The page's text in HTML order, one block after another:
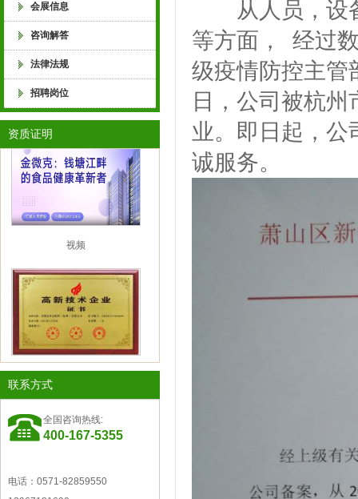
食品增产剂 食品乳化稳定剂 酱菜 酱腌
豆制品 浓缩果汁 淀粉制品 年糕 米制
包 糕点 米粉 川粉 河粉 酸辣粉 土豆粉
食品 金微克生物 全价饲料 半价饲料 宠
化剂 饲料生物防霉剂 饲料脱霉剂 饲料
物制品有限公司 水果罐头，果汁饮料，
糕，固体饮料，米酒，酒酿，果冻，果酱
奶，果奶，风味奶饮料，肉制品护色，肉
腐，肉制品甜味 肉制品漂白
会展信息
咨询解答
法律法规
招聘岗位
资质证明
萧山食品工业协会监事长单位
视频
联系方式
全国咨询热线:
400-167-5355
电话：0571-82859550
从人员，设备
等方面， 经过
级疫情防控主管
日，公司被杭
业。即日起，公
诚服务。